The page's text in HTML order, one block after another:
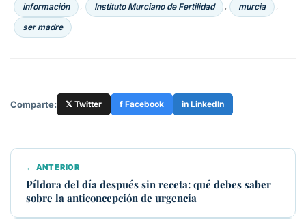
información , Instituto Murciano de Fertilidad , murcia ,
ser madre
Comparte: 𝕏 Twitter f Facebook in LinkedIn
← ANTERIOR
Píldora del día después sin receta: qué debes saber
sobre la anticoncepción de urgencia